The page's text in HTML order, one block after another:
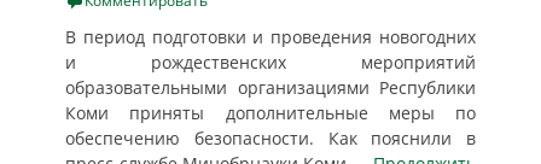
В период подготовки и проведения новогодних
и рождественских мероприятий
образовательными организациями Республики
Коми приняты дополнительные меры по
обеспечению безопасности. Как пояснили в